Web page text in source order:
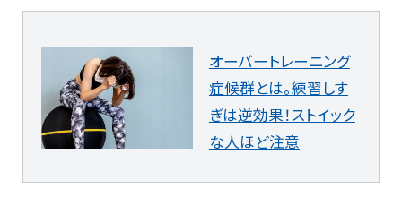
オーバートレーニング
症候群とは。練習しす
ぎは逆効果！ストイック
な人ほど注意